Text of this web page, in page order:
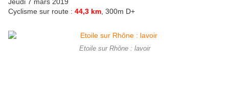
Cyclisme sur route : 44,3 km , 300m D+
Etoile sur Rhône : lavoir